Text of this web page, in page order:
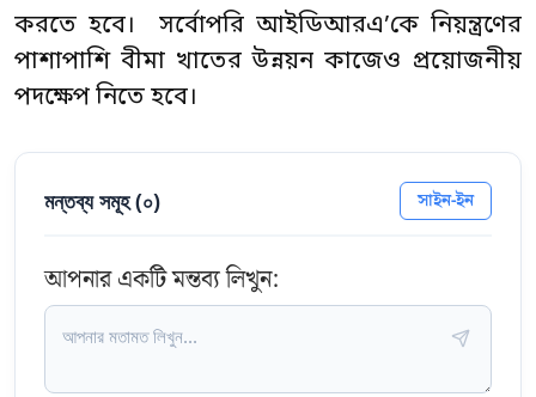
করতে হবে। সর্বোপরি আইডিআরএ’কে নিয়ন্ত্রণের
পাশাপাশি বীমা খাতের উন্নয়ন কাজেও প্রয়োজনীয়
পদক্ষেপ নিতে হবে।
মন্তব্য সমূহ (০) সাইন-ইন
আপনার একটি মন্তব্য লিখুন: